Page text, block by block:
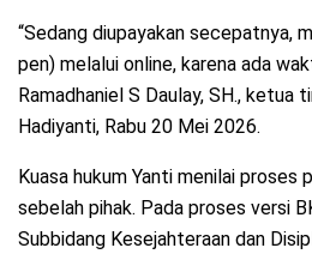
“Sedang diupayakan secepatnya,
pen) melalui online, karena ada
Ramadhaniel S Daulay, SH., ketua
Hadiyanti, Rabu 20 Mei 2026.
Kuasa hukum Yanti menilai proses
sebelah pihak. Pada proses versi
Subbidang Kesejahteraan dan